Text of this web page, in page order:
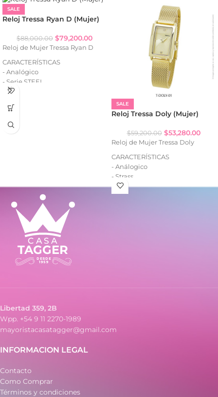
SALE
Reloj Tressa Ryan D (Mujer)
$88,000.00 $79,200.00
Reloj de Mujer Tressa Ryan D
CARACTERÍSTICAS
- Analógico
- Serie STEEL
- Resistencia al agua: WR50
- Calendario
- Caja de acero
- Malla de acero
SALE
Reloj Tressa Doly (Mujer)
$59,200.00 $53,280.00
Reloj de Mujer Tressa Doly
CARACTERÍSTICAS
- Análogico
- Strass
- Cuadrante decorado
- Caja de metal
Libertad 359, 2B
Wpp. +54 9 11 2270-1989
mayoristacasatagger@gmail.com
INFORMACION LEGAL
Contacto
Como Comprar
Términos y condiciones